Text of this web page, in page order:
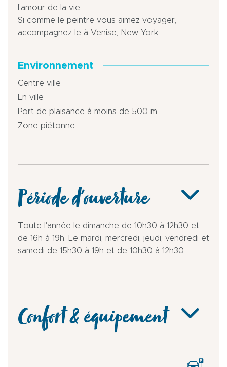
l'amour de la vie.
Si comme le peintre vous aimez voyager,
accompagnez le à Venise, New York .....
Environnement
Centre ville
En ville
Port de plaisance à moins de 500 m
Zone piétonne
Période d'ouverture
Toute l'année le dimanche de 10h30 à 12h30 et
de 16h à 19h. Le mardi, mercredi, jeudi, vendredi et
samedi de 15h30 à 19h et de 10h30 à 12h30.
Confort & équipement